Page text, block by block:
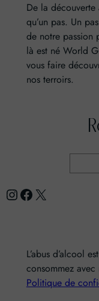
De la
qu’un pas. Un
de notre passion
là est né World
vous faire
nos terroirs.
c
Instagram Facebook X
L’abus d’alcool
consommez
Politique de